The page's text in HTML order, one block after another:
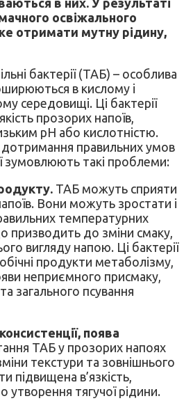
освіжального
отримати мутну рідину,
бактерії (ТАБ) – особлива
в кислому і
середовищі. Ці бактерії
прозорих напоїв,
pH або кислотністю.
дотримання правильних умов
зумовлюють такі проблеми:
ТАБ можуть сприяти
Вони можуть зростати і
температурних
призводить до зміни смаку,
вигляду напою. Ці бактерії
продукти метаболізму,
неприємного присмаку,
загального псування
поява
ТАБ у прозорих напоях
текстури та зовнішнього
підвищена в’язкість,
утворення тягучої рідини.